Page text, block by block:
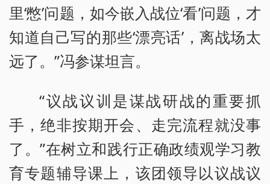
里‘憋’问题，如今嵌入战位‘看’问题，才
知道自己写的那些‘漂亮话’，离战场太
远了。”冯参谋坦言。
“议战议训是谋战研战的重要抓
手，绝非按期开会、走完流程就没事
了。”在树立和践行正确政绩观学习教
育专题辅导课上，该团领导以议战议